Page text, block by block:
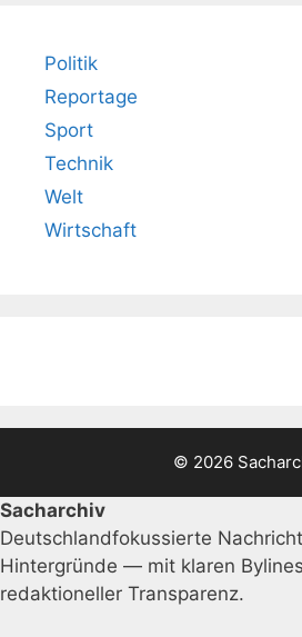
Politik
Reportage
Sport
Technik
Welt
Wirtschaft
© 2026
Sacharchiv
Deutschlandfokussierte
Hintergründe — mit klaren
redaktioneller Transparenz.